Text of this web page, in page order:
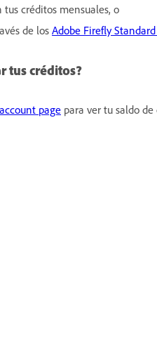
tus créditos mensuales, o
de los Adobe Firefly
tus créditos?
page para ver tu saldo de